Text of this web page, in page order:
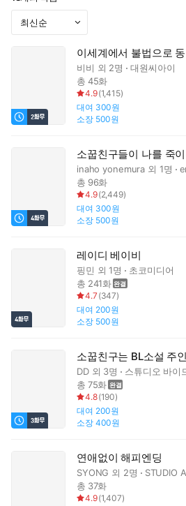
비비 외 2명
대원씨아이
총 45화
4.9(1,415)
대여 300원
소장 500원
소꿉친구들이 나를 죽
inaho yonemura 외 1명
총 96화
4.9(2,449)
대여 300원
소장 500원
레이디 베이비
핑민 외 1명
초코미디어
총 241화
4.7 (347)
대여 200원
소장 500원
소꿉친구는 BL소설 주
DD외 3명
스튜디오 바이
총 75화
4.8(190)
대여 200원
소장 400원
연애없이 해피엔딩
SYONG 외 2명
STUDIO
총 37화
4.9(1,407)